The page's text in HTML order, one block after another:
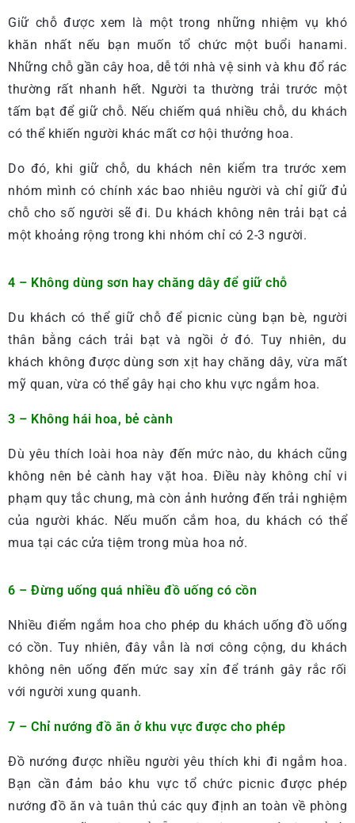
Giữ chỗ được xem là một trong những nhiệm vụ khó
khăn nhất nếu bạn muốn tổ chức một buổi hanami.
Những chỗ gần cây hoa, dễ tới nhà vệ sinh và khu đổ rác
thường rất nhanh hết. Người ta thường trải trước một
tấm bạt để giữ chỗ. Nếu chiếm quá nhiều chỗ, du khách
có thể khiến người khác mất cơ hội thưởng hoa.
Do đó, khi giữ chỗ, du khách nên kiểm tra trước xem
nhóm mình có chính xác bao nhiêu người và chỉ giữ đủ
chỗ cho số người sẽ đi. Du khách không nên trải bạt cả
một khoảng rộng trong khi nhóm chỉ có 2-3 người.
4 – Không dùng sơn hay chăng dây để giữ chỗ
Du khách có thể giữ chỗ để picnic cùng bạn bè, người
thân bằng cách trải bạt và ngồi ở đó. Tuy nhiên, du
khách không được dùng sơn xịt hay chăng dây, vừa mất
mỹ quan, vừa có thể gây hại cho khu vực ngắm hoa.
3 – Không hái hoa, bẻ cành
Dù yêu thích loài hoa này đến mức nào, du khách cũng
không nên bẻ cành hay vặt hoa. Điều này không chỉ vi
phạm quy tắc chung, mà còn ảnh hưởng đến trải nghiệm
của người khác. Nếu muốn cắm hoa, du khách có thể
mua tại các cửa tiệm trong mùa hoa nở.
6 – Đừng uống quá nhiều đồ uống có cồn
Nhiều điểm ngắm hoa cho phép du khách uống đồ uống
có cồn. Tuy nhiên, đây vẫn là nơi công cộng, du khách
không nên uống đến mức say xỉn để tránh gây rắc rối
với người xung quanh.
7 – Chỉ nướng đồ ăn ở khu vực được cho phép
Đồ nướng được nhiều người yêu thích khi đi ngắm hoa.
Bạn cần đảm bảo khu vực tổ chức picnic được phép
nướng đồ ăn và tuân thủ các quy định an toàn về phòng